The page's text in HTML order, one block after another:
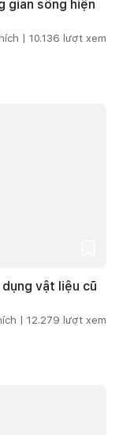
gian sống hiện
| 10.136 lượt xem
vật liệu cũ
| 12.279 lượt xem